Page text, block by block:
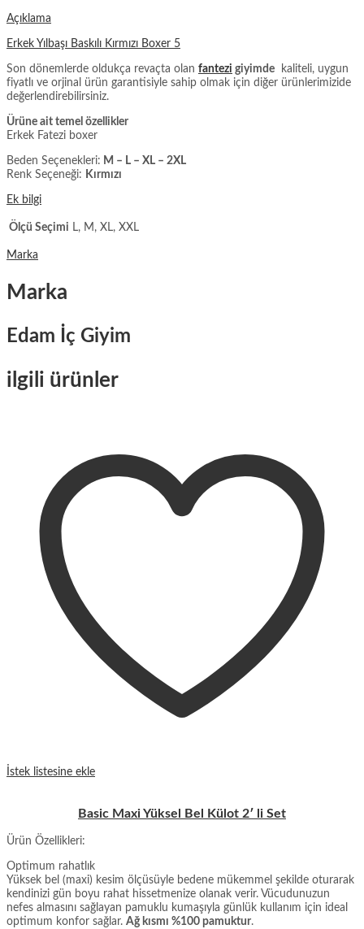
Açıklama
Erkek Yılbaşı Baskılı Kırmızı Boxer 5
Son dönemlerde oldukça revaçta olan fantezi giyimde kaliteli, uygun
fiyatlı ve orjinal ürün garantisiyle sahip olmak için diğer ürünlerimizide
değerlendirebilirsiniz.
Ürüne ait temel özellikler
Erkek Fatezi boxer
Beden Seçenekleri: M – L – XL – 2XL
Renk Seçeneği: Kırmızı
Ek bilgi
Ölçü Seçimi L, M, XL, XXL
Marka
Marka
Edam İç Giyim
ilgili ürünler
İstek listesine ekle
Basic Maxi Yüksel Bel Külot 2′ li Set
Ürün Özellikleri:
Optimum rahatlık
Yüksek bel (maxi) kesim ölçüsüyle bedene mükemmel şekilde oturarak
kendinizi gün boyu rahat hissetmenize olanak verir. Vücudunuzun
nefes almasını sağlayan pamuklu kumaşıyla günlük kullanım için ideal
optimum konfor sağlar. Ağ kısmı %100 pamuktur.